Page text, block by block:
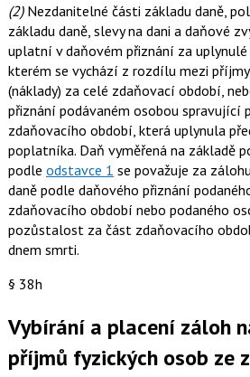
(2)Nezdanitelné části základu daně,
základu daně, slevy na dani a daňové
uplatní v daňovém přiznání za
kterém se vychází z rozdílu mezi příjmy
(náklady) za celé zdaňovací období,
přiznání podávaném osobou
zdaňovacího období, která uplynula
poplatníka. Daň vyměřená na základě
podle odstavce 1 se považuje za
daně podle daňového přiznání
zdaňovacího období nebo podaného
pozůstalost za část zdaňovacího
dnem smrti.
§ 38h
Vybírání a placení záloh
příjmů fyzických osob ze